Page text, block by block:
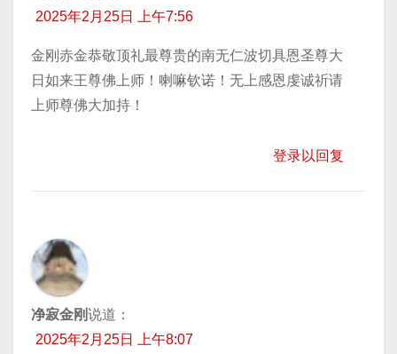
2025年2月25日 上午7:56
金刚赤金恭敬顶礼最尊贵的南无仁波切具恩圣尊大
日如来王尊佛上师！喇嘛钦诺！无上感恩虔诚祈请
上师尊佛大加持！
登录以回复
净寂金刚说道：
2025年2月25日 上午8:07